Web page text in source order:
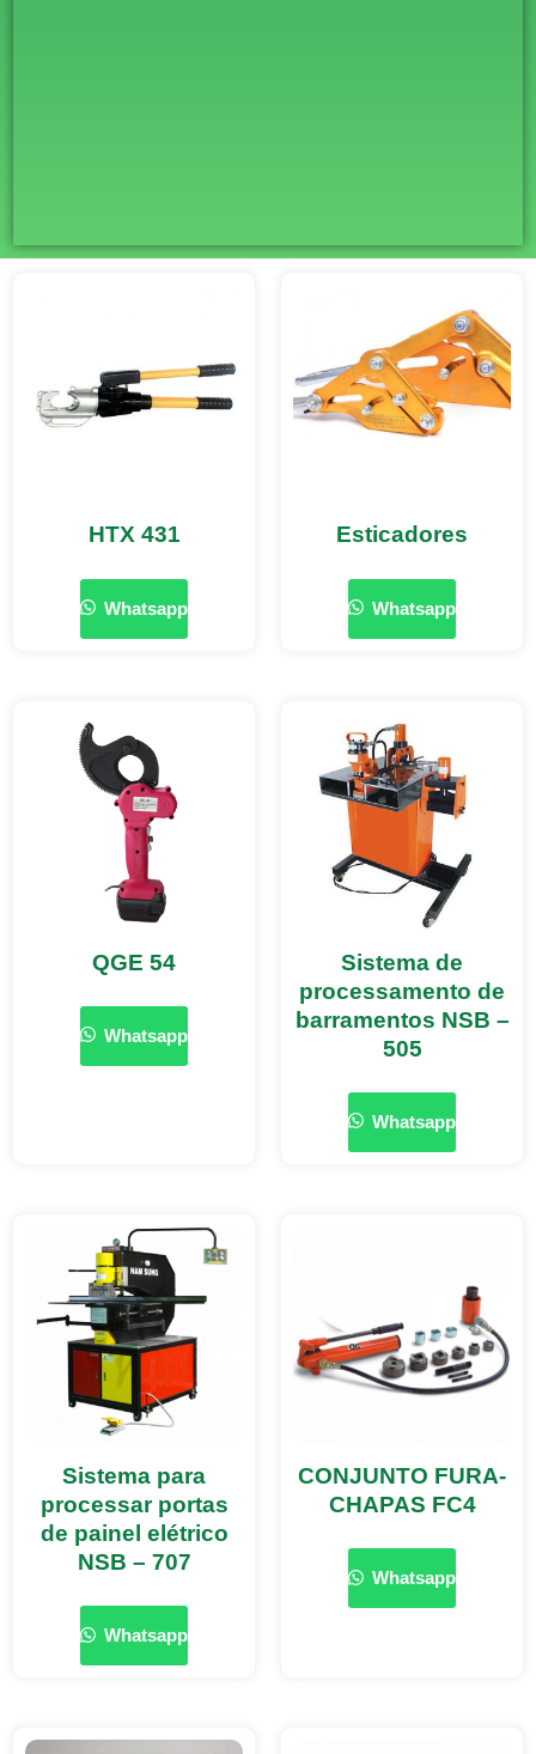
HTX 431
Whatsapp
Esticadores
Whatsapp
QGE 54
Whatsapp
Sistema de
processamento de
barramentos NSB –
505
Whatsapp
Sistema para
processar portas
de painel elétrico
NSB – 707
Whatsapp
CONJUNTO FURA-
CHAPAS FC4
Whatsapp